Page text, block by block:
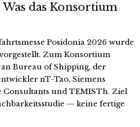
Was das Konsortium
Posidonia 2026 wurde
Zum Konsortium
Bureau of Shipping, der
nT-Tao, Siemens
Consultants und TEMISTh. Ziel
— keine fertige